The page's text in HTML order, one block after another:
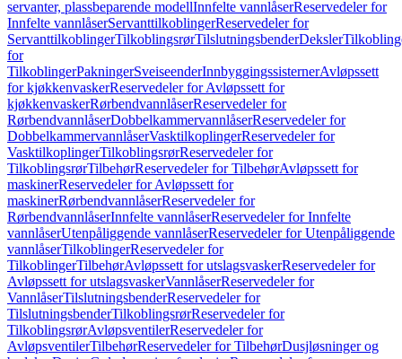
servanter, plassbeparende modellInnfelte vannlåserReservedeler for
Innfelte vannlåserServanttilkoblingerReservedeler for
ServanttilkoblingerTilkoblingsrørTilslutningsbenderDeksler
for
TilkoblingerPakningerSveiseenderInnbyggingssisternerAvløpssett
for kjøkkenvaskerReservedeler for Avløpssett for
kjøkkenvaskerRørbendvannlåserReservedeler for
RørbendvannlåserDobbelkammervannlåserReservedeler for
DobbelkammervannlåserVasktilkoplingerReservedeler for
VasktilkoplingerTilkoblingsrørReservedeler for
TilkoblingsrørTilbehørReservedeler for TilbehørAvløpssett for
maskinerReservedeler for Avløpssett for
maskinerRørbendvannlåserReservedeler for
RørbendvannlåserInnfelte vannlåserReservedeler for Innfelte
vannlåserUtenpåliggende vannlåserReservedeler for Utenpåliggende
vannlåserTilkoblingerReservedeler for
TilkoblingerTilbehørAvløpssett for utslagsvaskerReservedeler for
Avløpssett for utslagsvaskerVannlåserReservedeler for
VannlåserTilslutningsbenderReservedeler for
TilslutningsbenderTilkoblingsrørReservedeler for
TilkoblingsrørAvløpsventilerReservedeler for
AvløpsventilerTilbehørReservedeler for TilbehørDusjløsninger og